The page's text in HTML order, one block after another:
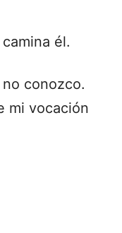
él.
conozco.
mi vocación